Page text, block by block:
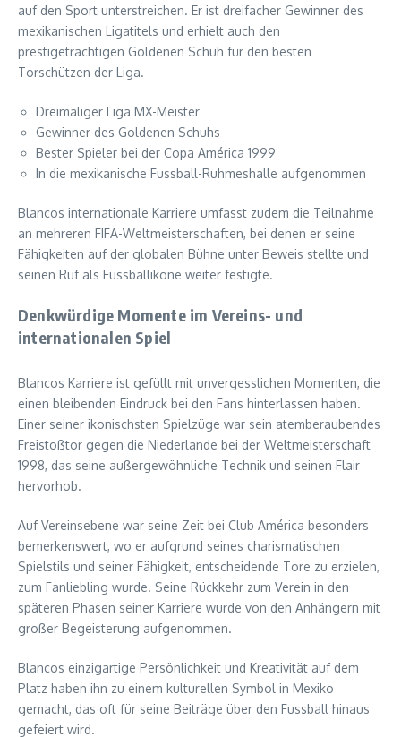
auf den Sport unterstreichen. Er ist dreifacher Gewinner des
mexikanischen Ligatitels und erhielt auch den
prestigeträchtigen Goldenen Schuh für den besten
Torschützen der Liga.
Dreimaliger Liga MX-Meister
Gewinner des Goldenen Schuhs
Bester Spieler bei der Copa América 1999
In die mexikanische Fussball-Ruhmeshalle aufgenommen
Blancos internationale Karriere umfasst zudem die Teilnahme
an mehreren FIFA-Weltmeisterschaften, bei denen er seine
Fähigkeiten auf der globalen Bühne unter Beweis stellte und
seinen Ruf als Fussballikone weiter festigte.
Denkwürdige Momente im Vereins- und
internationalen Spiel
Blancos Karriere ist gefüllt mit unvergesslichen Momenten, die
einen bleibenden Eindruck bei den Fans hinterlassen haben.
Einer seiner ikonischsten Spielzüge war sein atemberaubendes
Freistoßtor gegen die Niederlande bei der Weltmeisterschaft
1998, das seine außergewöhnliche Technik und seinen Flair
hervorhob.
Auf Vereinsebene war seine Zeit bei Club América besonders
bemerkenswert, wo er aufgrund seines charismatischen
Spielstils und seiner Fähigkeit, entscheidende Tore zu erzielen,
zum Fanliebling wurde. Seine Rückkehr zum Verein in den
späteren Phasen seiner Karriere wurde von den Anhängern mit
großer Begeisterung aufgenommen.
Blancos einzigartige Persönlichkeit und Kreativität auf dem
Platz haben ihn zu einem kulturellen Symbol in Mexiko
gemacht, das oft für seine Beiträge über den Fussball hinaus
gefeiert wird.